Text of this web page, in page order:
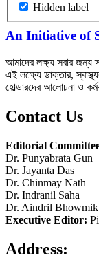
Hidden label
An Initiative of
আমাদের লক্ষ্য সবার জন্য
এই লক্ষ্যে ডাক্তার,
হোল্ডারদের আলোচনা ও
Contact Us
Editorial
Dr. Punyabrata Gun
Dr. Jayanta Das
Dr. Chinmay Nath
Dr. Indranil Saha
Dr. Aindril Bhowmik
Executive Editor:
Address: